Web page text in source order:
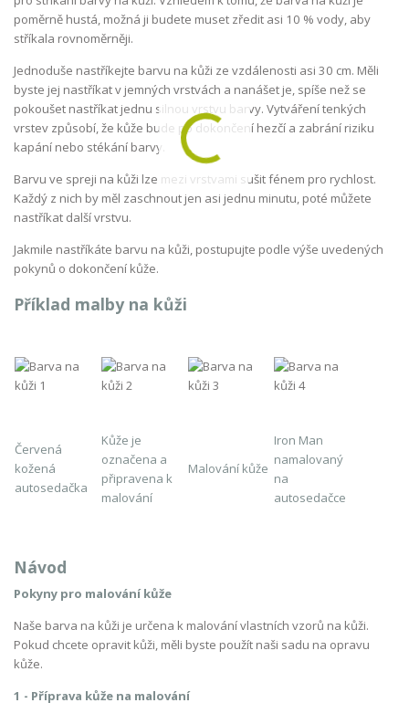
poměrně hustá, možná ji budete muset zředit asi 10 % vody, aby
stříkala rovnoměrněji.
Jednoduše nastříkejte barvu na kůži ze vzdálenosti asi 30 cm. Měli
byste jej nastříkat v jemných vrstvách a nanášet je, spíše než se
pokoušet nastříkat jednu silnou vrstvu barvy. Vytváření tenkých
vrstev způsobí, že kůže bude po dokončení hezčí a zabrání riziku
kapání nebo stékání barvy.
Barvu ve spreji na kůži lze mezi vrstvami sušit fénem pro rychlost.
Každý z nich by měl zaschnout jen asi jednu minutu, poté můžete
nastříkat další vrstvu.
Jakmile nastříkáte barvu na kůži, postupujte podle výše uvedených
pokynů o dokončení kůže.
Příklad malby na kůži
Červená
kožená
autosedačka
Kůže je
označena a
připravena k
malování
Malování kůže
Iron Man
namalovaný
na
autosedačce
Návod
Pokyny pro malování kůže
Naše barva na kůži je určena k malování vlastních vzorů na kůži.
Pokud chcete opravit kůži, měli byste použít naši sadu na opravu
kůže.
1 - Příprava kůže na malování